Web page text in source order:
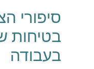
סיפורי
בטיחות
בעבודה